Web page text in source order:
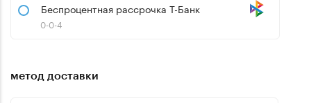
Беспроцентная рассрочка Т-Банк
0-0-4
метод доставки